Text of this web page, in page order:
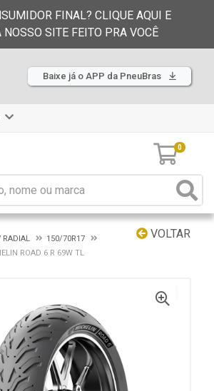
FINAL? CLIQUE AQUI E
NOSSO SITE FEITO PRA VOCÊ
Baixe já o APP da PneuBras
0
VOLTAR
RADIAL
150/70R17
ROAD 6 R 69W TL